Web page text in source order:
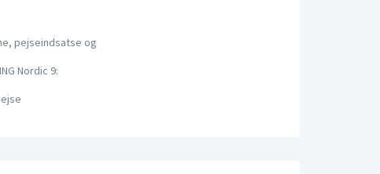
pejseindsatse og
Nordic 9: